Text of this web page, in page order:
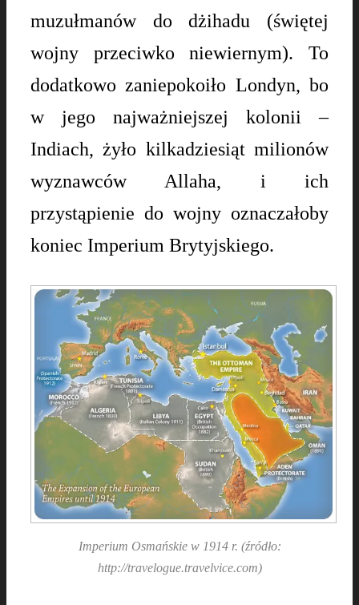
muzułmanów do dżihadu (świętej
wojny przeciwko niewiernym). To
dodatkowo zaniepokoiło Londyn, bo
w jego najważniejszej kolonii –
Indiach, żyło kilkadziesiąt milionów
wyznawców Allaha, i ich
przystąpienie do wojny oznaczałoby
koniec Imperium Brytyjskiego.
Imperium Osmańskie w 1914 r. (źródło:
http://travelogue.travelvice.com)